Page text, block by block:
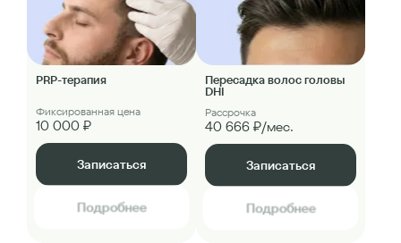
PRP-терапия
Фиксированная цена
10 000 ₽
Записаться
Подробнее
Пересадка волос головы
DHI
Рассрочка
40 666 ₽/мес.
Записаться
Подробнее